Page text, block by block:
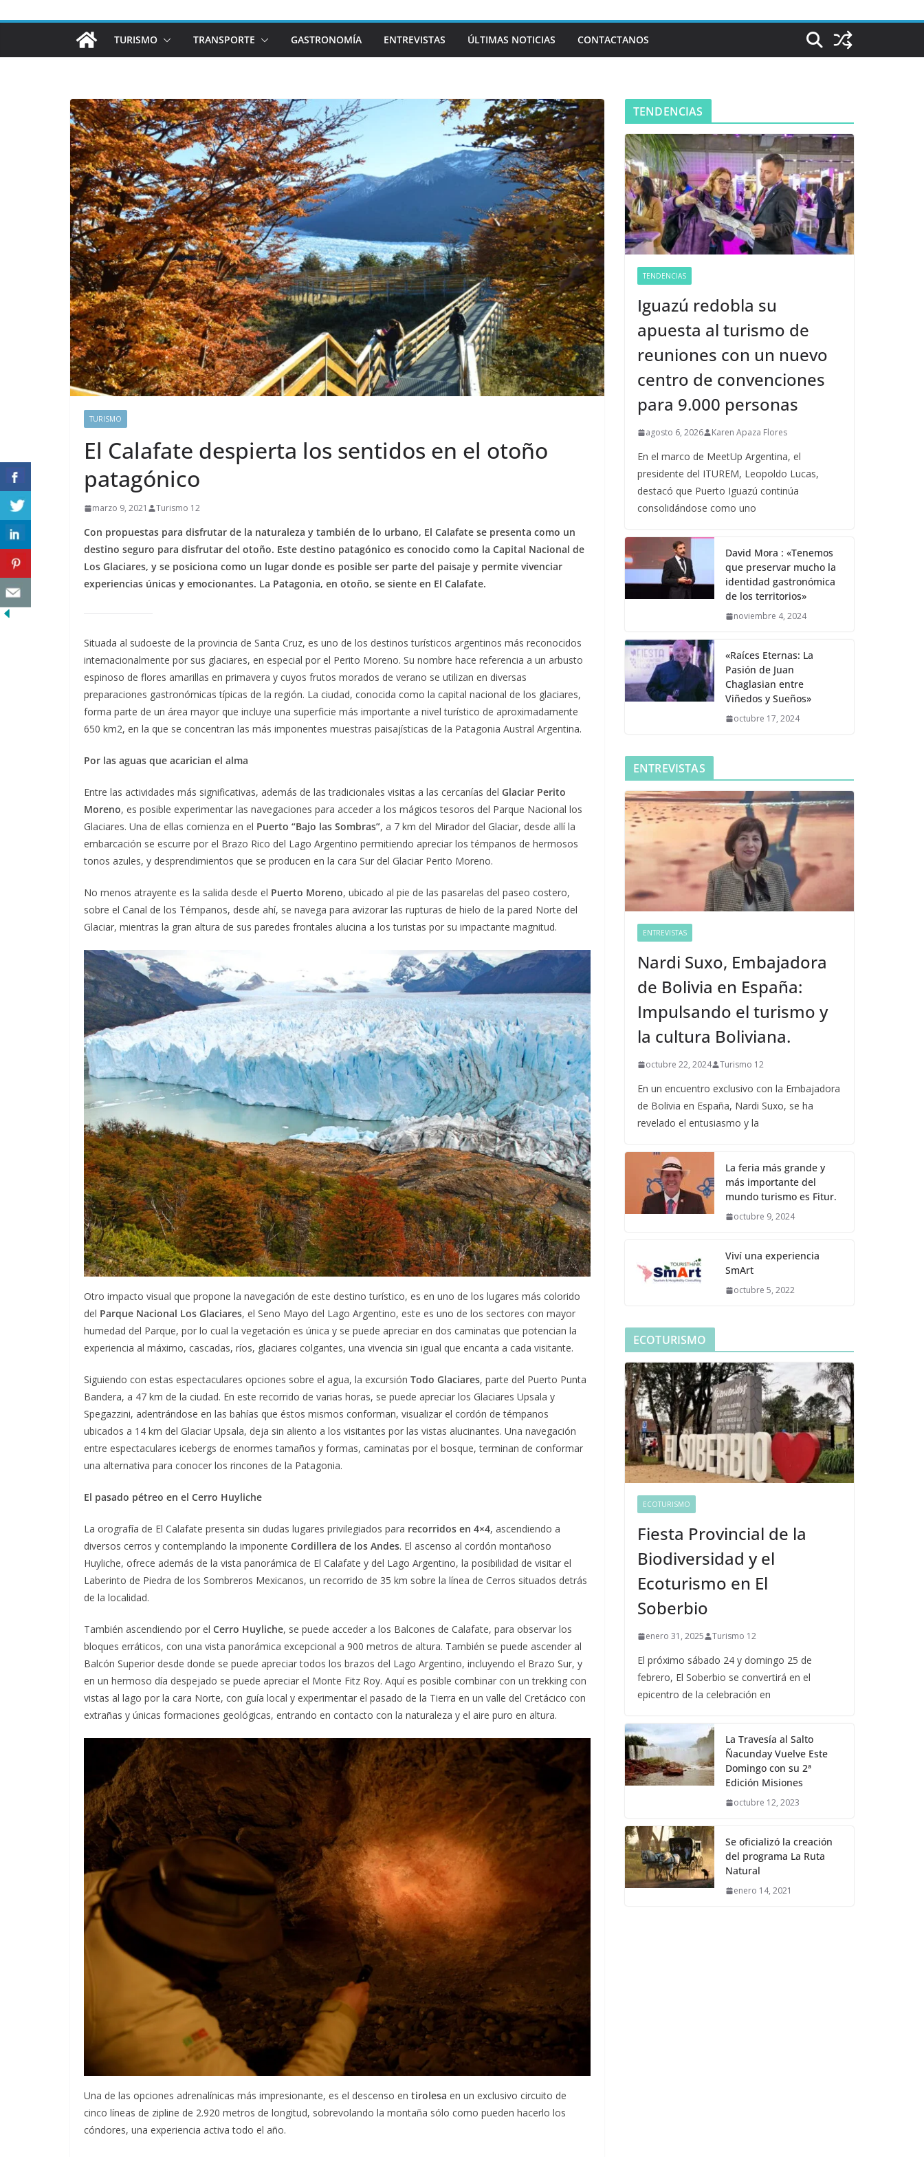
TURISMO TRANSPORTE GASTRONOMÍA ENTREVISTAS ÚLTIMAS NOTICIAS CONTACTANOS
TURISMO
El Calafate despierta los sentidos en el otoño
patagónico
marzo 9, 2021 Turismo 12
Con propuestas para disfrutar de la naturaleza y también de lo urbano, El Calafate se presenta como un
destino seguro para disfrutar del otoño. Este destino patagónico es conocido como la Capital Nacional de
Los Glaciares, y se posiciona como un lugar donde es posible ser parte del paisaje y permite vivenciar
experiencias únicas y emocionantes. La Patagonia, en otoño, se siente en El Calafate.
Situada al sudoeste de la provincia de Santa Cruz, es uno de los destinos turísticos argentinos más reconocidos
internacionalmente por sus glaciares, en especial por el Perito Moreno. Su nombre hace referencia a un arbusto
espinoso de flores amarillas en primavera y cuyos frutos morados de verano se utilizan en diversas
preparaciones gastronómicas típicas de la región. La ciudad, conocida como la capital nacional de los glaciares,
forma parte de un área mayor que incluye una superficie más importante a nivel turístico de aproximadamente
650 km2, en la que se concentran las más imponentes muestras paisajísticas de la Patagonia Austral Argentina.
Por las aguas que acarician el alma
Entre las actividades más significativas, además de las tradicionales visitas a las cercanías del Glaciar Perito
Moreno, es posible experimentar las navegaciones para acceder a los mágicos tesoros del Parque Nacional los
Glaciares. Una de ellas comienza en el Puerto “Bajo las Sombras”, a 7 km del Mirador del Glaciar, desde allí la
embarcación se escurre por el Brazo Rico del Lago Argentino permitiendo apreciar los témpanos de hermosos
tonos azules, y desprendimientos que se producen en la cara Sur del Glaciar Perito Moreno.
No menos atrayente es la salida desde el Puerto Moreno, ubicado al pie de las pasarelas del paseo costero,
sobre el Canal de los Témpanos, desde ahí, se navega para avizorar las rupturas de hielo de la pared Norte del
Glaciar, mientras la gran altura de sus paredes frontales alucina a los turistas por su impactante magnitud.
Otro impacto visual que propone la navegación de este destino turístico, es en uno de los lugares más colorido
del Parque Nacional Los Glaciares, el Seno Mayo del Lago Argentino, este es uno de los sectores con mayor
humedad del Parque, por lo cual la vegetación es única y se puede apreciar en dos caminatas que potencian la
experiencia al máximo, cascadas, ríos, glaciares colgantes, una vivencia sin igual que encanta a cada visitante.
Siguiendo con estas espectaculares opciones sobre el agua, la excursión Todo Glaciares, parte del Puerto Punta
Bandera, a 47 km de la ciudad. En este recorrido de varias horas, se puede apreciar los Glaciares Upsala y
Spegazzini, adentrándose en las bahías que éstos mismos conforman, visualizar el cordón de témpanos
ubicados a 14 km del Glaciar Upsala, deja sin aliento a los visitantes por las vistas alucinantes. Una navegación
entre espectaculares icebergs de enormes tamaños y formas, caminatas por el bosque, terminan de conformar
una alternativa para conocer los rincones de la Patagonia.
El pasado pétreo en el Cerro Huyliche
La orografía de El Calafate presenta sin dudas lugares privilegiados para recorridos en 4×4, ascendiendo a
diversos cerros y contemplando la imponente Cordillera de los Andes. El ascenso al cordón montañoso
Huyliche, ofrece además de la vista panorámica de El Calafate y del Lago Argentino, la posibilidad de visitar el
Laberinto de Piedra de los Sombreros Mexicanos, un recorrido de 35 km sobre la línea de Cerros situados detrás
de la localidad.
También ascendiendo por el Cerro Huyliche, se puede acceder a los Balcones de Calafate, para observar los
bloques erráticos, con una vista panorámica excepcional a 900 metros de altura. También se puede ascender al
Balcón Superior desde donde se puede apreciar todos los brazos del Lago Argentino, incluyendo el Brazo Sur, y
en un hermoso día despejado se puede apreciar el Monte Fitz Roy. Aquí es posible combinar con un trekking con
vistas al lago por la cara Norte, con guía local y experimentar el pasado de la Tierra en un valle del Cretácico con
extrañas y únicas formaciones geológicas, entrando en contacto con la naturaleza y el aire puro en altura.
Una de las opciones adrenalínicas más impresionante, es el descenso en tirolesa en un exclusivo circuito de
cinco líneas de zipline de 2.920 metros de longitud, sobrevolando la montaña sólo como pueden hacerlo los
cóndores, una experiencia activa todo el año.
TENDENCIAS
TENDENCIAS
Iguazú redobla su
apuesta al turismo de
reuniones con un nuevo
centro de convenciones
para 9.000 personas
agosto 6, 2026 Karen Apaza Flores
En el marco de MeetUp Argentina, el
presidente del ITUREM, Leopoldo Lucas,
destacó que Puerto Iguazú continúa
consolidándose como uno
David Mora : «Tenemos
que preservar mucho la
identidad gastronómica
de los territorios»
noviembre 4, 2024
«Raíces Eternas: La
Pasión de Juan
Chaglasian entre
Viñedos y Sueños»
octubre 17, 2024
ENTREVISTAS
ENTREVISTAS
Nardi Suxo, Embajadora
de Bolivia en España:
Impulsando el turismo y
la cultura Boliviana.
octubre 22, 2024 Turismo 12
En un encuentro exclusivo con la Embajadora
de Bolivia en España, Nardi Suxo, se ha
revelado el entusiasmo y la
La feria más grande y
más importante del
mundo turismo es Fitur.
octubre 9, 2024
Viví una experiencia
SmArt
octubre 5, 2022
ECOTURISMO
ECOTURISMO
Fiesta Provincial de la
Biodiversidad y el
Ecoturismo en El
Soberbio
enero 31, 2025 Turismo 12
El próximo sábado 24 y domingo 25 de
febrero, El Soberbio se convertirá en el
epicentro de la celebración en
La Travesía al Salto
Ñacunday Vuelve Este
Domingo con su 2ª
Edición Misiones
octubre 12, 2023
Se oficializó la creación
del programa La Ruta
Natural
enero 14, 2021